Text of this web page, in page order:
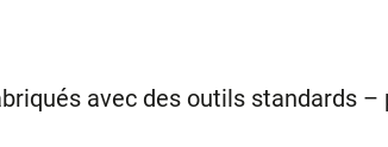
avec des outils standards –